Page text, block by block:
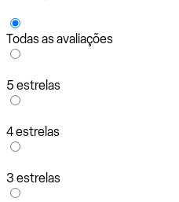
Todas as avaliações
5 estrelas
4 estrelas
3 estrelas